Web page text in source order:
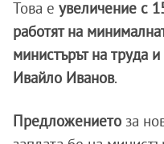
Това е увеличение с
работят на
министърът на труда
Ивайло Иванов.
Предложението за